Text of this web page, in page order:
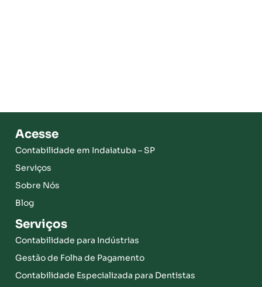
Acesse
Contabilidade em Indaiatuba – SP
Serviços
Sobre Nós
Blog
Serviços
Contabilidade para Indústrias
Gestão de Folha de Pagamento
Contabilidade Especializada para Dentistas